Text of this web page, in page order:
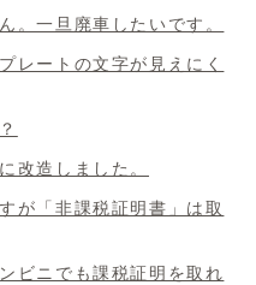
。一旦廃車したいです。
レートの文字が見えにく
改造しました。
が「非課税証明書」は取
ビニでも課税証明を取れ